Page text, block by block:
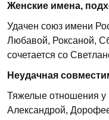
Женские имена,
Удачен союз имени
Любавой, Роксаной,
сочетается со
Неудачная
Тяжелые отношения у
Александрой,